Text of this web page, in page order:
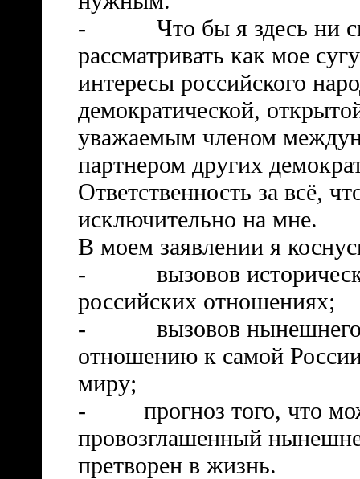
-
Что бы я здесь ни
рассматривать как мое
интересы российского
демократической,
уважаемым членом
партнером других
Ответственность за всё,
исключительно на мне.
В моем заявлении я
-
вызовов
российских отношениях;
-
вызовов
отношению к самой
миру;
-
прогноз того, что
провозглашенный
претворен в жизнь.